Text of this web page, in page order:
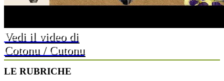
Vedi il video di
Cotonu / Cutonu
LE RUBRICHE